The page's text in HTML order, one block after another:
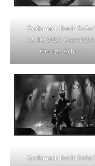
Godsmack live in Sofia/
25.10.2022 Copyright:
George Achov
Godsmack live in Sofia/